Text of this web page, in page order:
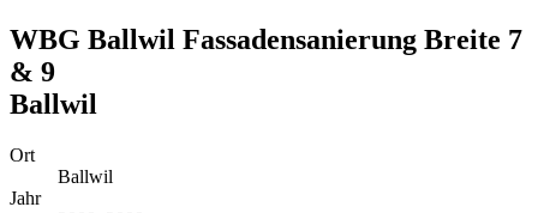
WBG Ballwil Fassadensanierung Breite 7
& 9
Ballwil
Ort
Ballwil
Jahr